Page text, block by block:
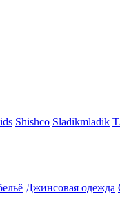
Shishco Sladikmladik
Джинсовая одежда